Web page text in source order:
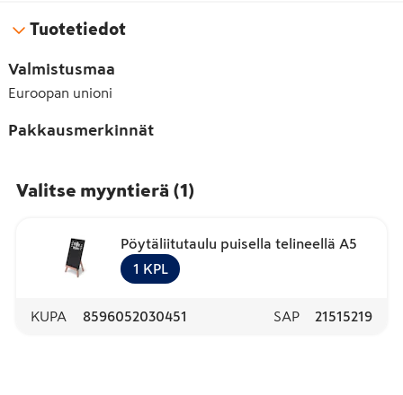
Tuotetiedot
Valmistusmaa
Euroopan unioni
Pakkausmerkinnät
Valitse myyntierä (1)
Pöytäliitutaulu puisella telineellä A5
1 KPL
KUPA 8596052030451 SAP 21515219